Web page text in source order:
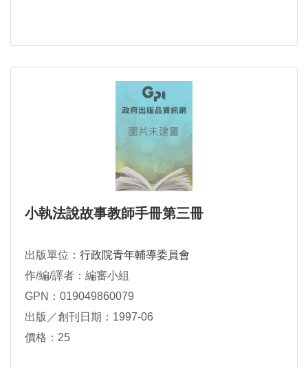
小執法說故事教師手冊第三冊
出版單位： 行政院青年輔導委員會
作/編/譯者：編審小組
GPN：019049860079
出版／創刊日期：1997-06
價格：25